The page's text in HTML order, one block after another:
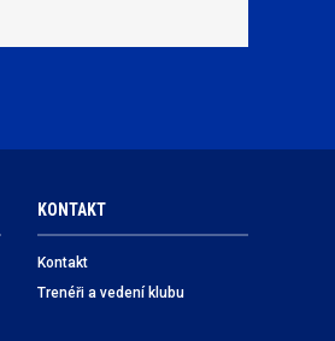
KONTAKT
Kontakt
Trenéři a vedení klubu